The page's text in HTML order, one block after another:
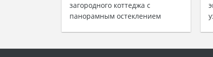
загородного коттеджа с
панорамным остеклением